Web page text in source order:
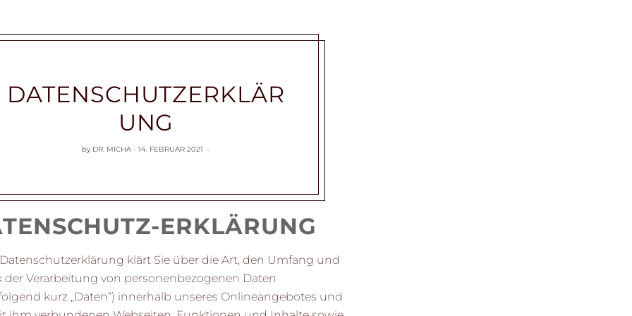
DATENSCHUTZERKLÄR
UNG
by DR. MICHA 14. FEBRUAR 2021
ERKLÄRUNG
klärt Sie über die Art, den Umfang und
der Verarbeitung von personenbezogenen Daten
kurz „Daten“) innerhalb unseres Onlineangebotes und